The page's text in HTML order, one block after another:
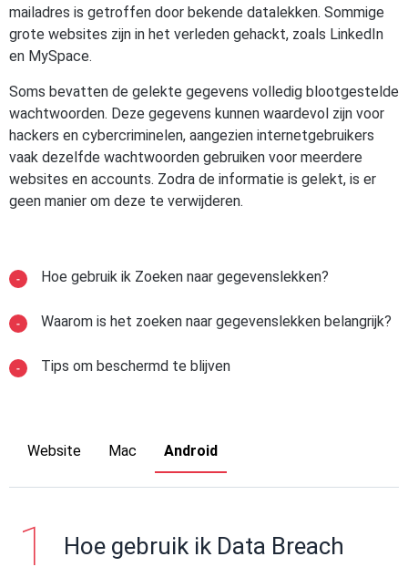
mailadres is getroffen door bekende datalekken. Sommige
grote websites zijn in het verleden gehackt, zoals LinkedIn
en MySpace.
Soms bevatten de gelekte gegevens volledig blootgestelde
wachtwoorden. Deze gegevens kunnen waardevol zijn voor
hackers en cybercriminelen, aangezien internetgebruikers
vaak dezelfde wachtwoorden gebruiken voor meerdere
websites en accounts. Zodra de informatie is gelekt, is er
geen manier om deze te verwijderen.
Hoe gebruik ik Zoeken naar gegevenslekken?
Waarom is het zoeken naar gegevenslekken belangrijk?
Tips om beschermd te blijven
Website Mac Android
Hoe gebruik ik Data Breach